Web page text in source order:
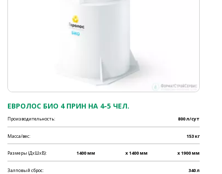
ЕВРОЛОС БИО 4 ПРИН НА 4-5 ЧЕЛ.
Производительность: 800 л/сут
Масса/вес: 153 кг
Размеры (ДхШхВ): 1400 мм x 1400 мм x 1900 мм
Залповый сброс: 340 л